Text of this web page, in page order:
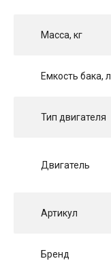
Масса, кг
Емкость бака, л
Тип двигателя
Двигатель
Артикул
Бренд